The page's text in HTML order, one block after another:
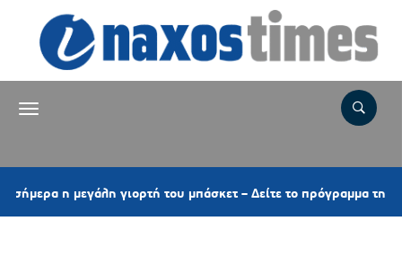
γιορτή του μπάσκετ – Δείτε το πρόγραμμα της Κυριακής